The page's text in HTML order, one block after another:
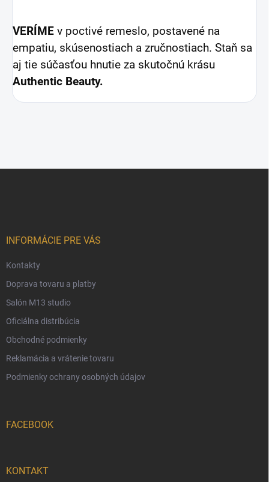
VERÍME v poctivé remeslo, postavené na
empatiu, skúsenostiach a zručnostiach. Staň sa
aj tie súčasťou hnutie za skutočnú krásu
Authentic Beauty.
INFORMÁCIE PRE VÁS
Kontakty
Doprava tovaru a platby
Salón M13 studio
Oficiálna distribúcia
Obchodné podmienky
Reklamácia a vrátenie tovaru
Podmienky ochrany osobných údajov
FACEBOOK
KONTAKT